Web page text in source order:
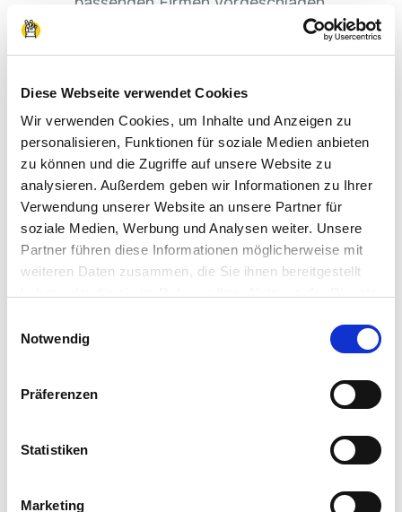
Diese Webseite verwendet Cookies
Wir verwenden Cookies, um Inhalte und Anzeigen zu
personalisieren, Funktionen für soziale Medien anbieten
zu können und die Zugriffe auf unsere Website zu
analysieren. Außerdem geben wir Informationen zu Ihrer
Verwendung unserer Website an unsere Partner für
soziale Medien, Werbung und Analysen weiter. Unsere
Partner führen diese Informationen möglicherweise mit
weiteren Daten zusammen, die Sie ihnen bereitgestellt
Impressum
Notwendig
Präferenzen
Statistiken
Marketing
In deinem Profil kannst du immer den aktuellen
ein Unternehmen annimmt, bekommst du eine
Benachrichtigung.